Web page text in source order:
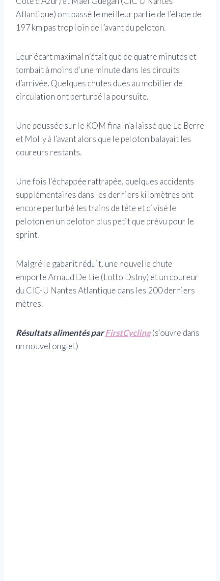
Atlantique) ont passé le meilleur partie de l’étape de
197 km pas trop loin de l’avant du peloton.
Leur écart maximal n’était que de quatre minutes et
tombait à moins d’une minute dans les circuits
d’arrivée. Quelques chutes dues au mobilier de
circulation ont perturbé la poursuite.
Une poussée sur le KOM final n’a laissé que Le Berre
et Molly à l’avant alors que le peloton balayait les
coureurs restants.
Une fois l’échappée rattrapée, quelques accidents
supplémentaires dans les derniers kilomètres ont
encore perturbé les trains de tête et divisé le
peloton en un peloton plus petit que prévu pour le
sprint.
Malgré le gabarit réduit, une nouvelle chute
emporte Arnaud De Lie (Lotto Dstny) et un coureur
du CIC-U Nantes Atlantique dans les 200 derniers
mètres.
Résultats alimentés parFirstCycling(s’ouvre dans
un nouvel onglet)